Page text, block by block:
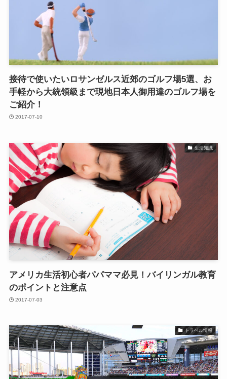
接待で使いたいロサンゼルス近郊のゴルフ場5選、お
手軽から大統領級まで現地日本人御用達のゴルフ場を
ご紹介！
2017-07-10
生活知識
アメリカ生活初心者パパママ必見！バイリンガル教育
のポイントと注意点
2017-07-03
トラベル情報